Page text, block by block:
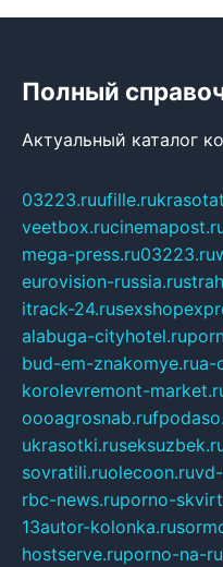
Полный
Актуальный каталог
03223.ruufille.ru
veetbox.ru
mega-press.ru03223.ru
eurovision-russia.ru
itrack-24.ru
alabuga-cityhotel.ru
bud-em-znakomye.rua-
korolevremont-
oooagrosnab.ru
ukrasotki.ru
sovratili.ruolecoon.ru
rbc-news.ruporno-
13autor-kolonka.ru
hostserve.ruporno-na-